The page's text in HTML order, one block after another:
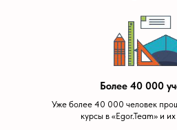
Уже более 40 000 человек
курсы в «Egor.Team» и
Более 40 000